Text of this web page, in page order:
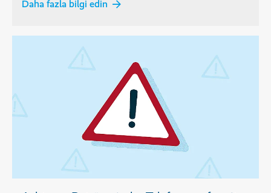
Daha fazla bilgi edin